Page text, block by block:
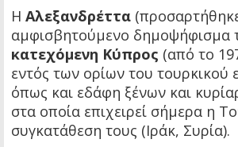
Η Αλεξανδρέττα
αμφισβητούμενο δημοψήφισμα
κατεχόμενη Κύπρος (από το
εντός των ορίων του τουρκικού
όπως και εδάφη ξένων και
στα οποία επιχειρεί σήμερα η
συγκατάθεση τους (Ιράκ, Συρία).